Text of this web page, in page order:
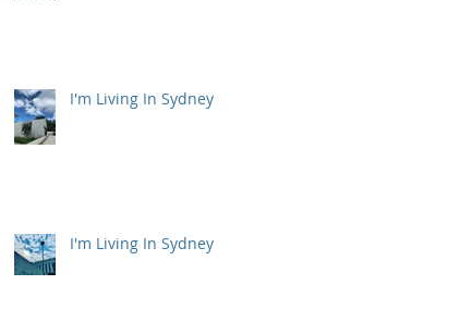
I'm Living In Sydney
I'm Living In Sydney